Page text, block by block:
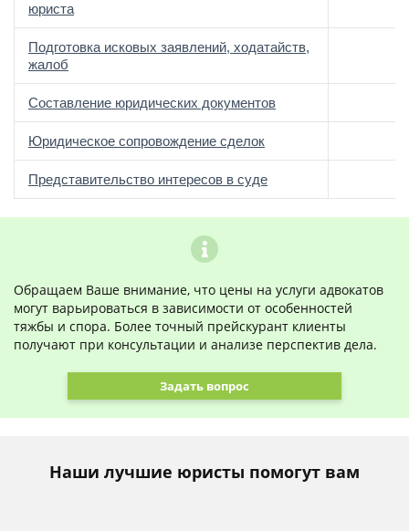
юриста
Подготовка исковых заявлений, ходатайств,
жалоб
Составление юридических документов
Юридическое сопровождение сделок
Представительство интересов в суде
Обращаем Ваше внимание, что цены на услуги адвокатов
могут варьироваться в зависимости от особенностей
тяжбы и спора. Более точный прейскурант клиенты
получают при консультации и анализе перспектив дела.
Задать вопрос
Наши лучшие юристы помогут вам